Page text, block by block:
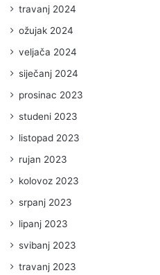
travanj 2024
ožujak 2024
veljača 2024
siječanj 2024
prosinac 2023
studeni 2023
listopad 2023
rujan 2023
kolovoz 2023
srpanj 2023
lipanj 2023
svibanj 2023
travanj 2023